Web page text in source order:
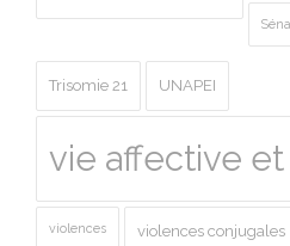
Trisomie 21 UNAPEI
vie affective
violences violences conjugales